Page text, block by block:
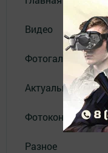
Видео
Фотогалереи
Актуальное видео
Фотоконкурс
Разное